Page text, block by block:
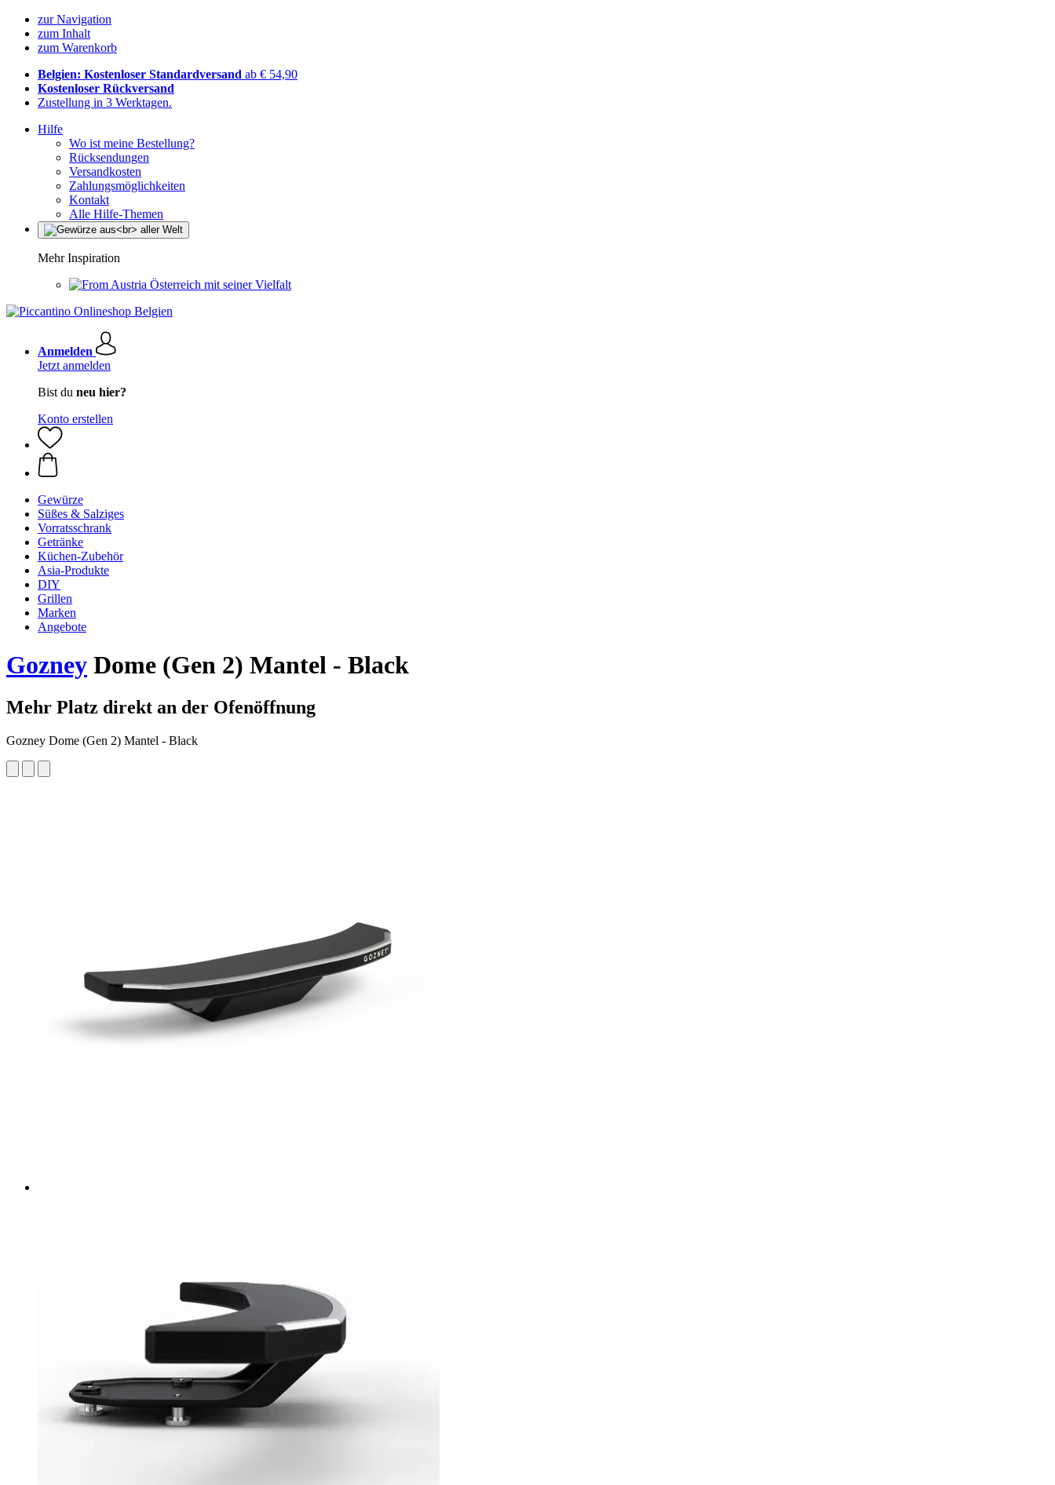
zur Navigation
zum Inhalt
zum Warenkorb
Belgien: Kostenloser Standardversand ab € 54,90
Kostenloser Rückversand
Zustellung in 3 Werktagen.
Hilfe
Wo ist meine Bestellung?
Rücksendungen
Versandkosten
Zahlungsmöglichkeiten
Kontakt
Alle Hilfe-Themen
Mehr Inspiration
Österreich mit seiner Vielfalt
Anmelden
Jetzt anmelden
Bist du neu hier?
Konto erstellen
Gewürze
Süßes & Salziges
Vorratsschrank
Getränke
Küchen-Zubehör
Asia-Produkte
DIY
Grillen
Marken
Angebote
Gozney Dome (Gen 2) Mantel - Black
Mehr Platz direkt an der Ofenöffnung
Gozney Dome (Gen 2) Mantel - Black